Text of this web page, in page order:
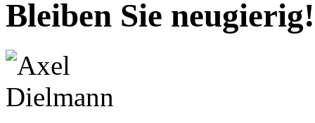
Bleiben Sie neugierig!